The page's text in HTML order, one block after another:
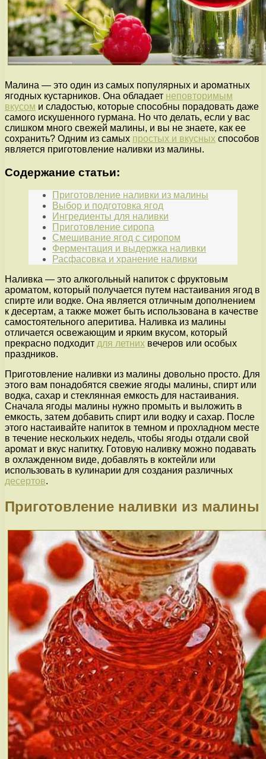
Малина — это один из самых популярных и ароматных
ягодных кустарников. Она обладает неповторимым
вкусом и сладостью, которые способны порадовать даже
самого искушенного гурмана. Но что делать, если у вас
слишком много свежей малины, и вы не знаете, как ее
сохранить? Одним из самых простых и вкусных способов
является приготовление наливки из малины.
Содержание статьи:
Приготовление наливки из малины
Выбор и подготовка ягод
Ингредиенты для наливки
Приготовление сиропа
Смешивание ягод с сиропом
Ферментация и выдержка наливки
Расфасовка и хранение наливки
Наливка — это алкогольный напиток с фруктовым
ароматом, который получается путем настаивания ягод в
спирте или водке. Она является отличным дополнением
к десертам, а также может быть использована в качестве
самостоятельного аперитива. Наливка из малины
отличается освежающим и ярким вкусом, который
прекрасно подходит для летних вечеров или особых
праздников.
Приготовление наливки из малины довольно просто. Для
этого вам понадобятся свежие ягоды малины, спирт или
водка, сахар и стеклянная емкость для настаивания.
Сначала ягоды малины нужно промыть и выложить в
емкость, затем добавить спирт или водку и сахар. После
этого настаивайте напиток в темном и прохладном месте
в течение нескольких недель, чтобы ягоды отдали свой
аромат и вкус напитку. Готовую наливку можно подавать
в охлажденном виде, добавлять в коктейли или
использовать в кулинарии для создания различных
десертов.
Приготовление наливки из малины